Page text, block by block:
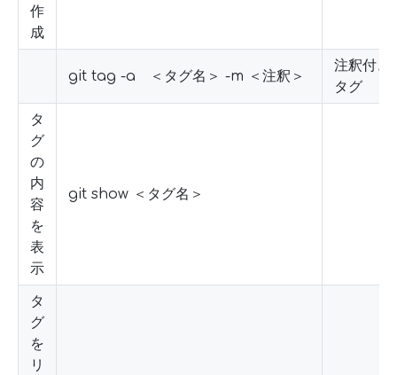
作
成
git tag -a ＜タグ名＞ -m ＜注釈＞
注釈付き
タグ
タ
グ
の
内
容
を
表
示
git show ＜タグ名＞
タ
グ
を
リ